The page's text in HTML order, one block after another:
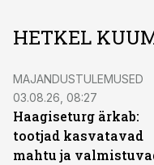
HETKEL
MAJANDUSTULEMUSED
03.08.26, 08:27
Haagiseturg ärkab:
tootjad kasvatavad
mahtu ja